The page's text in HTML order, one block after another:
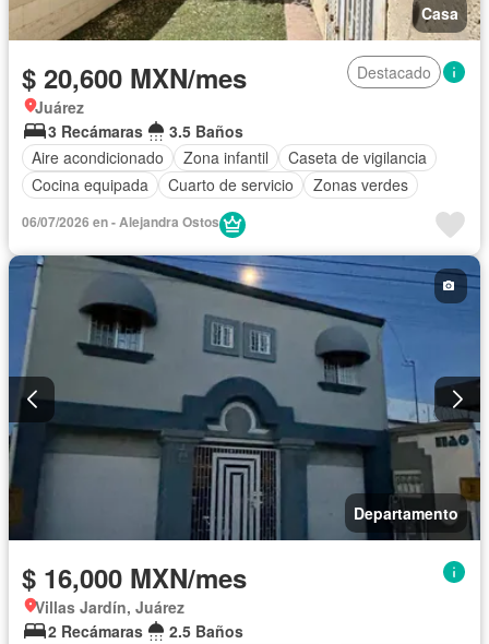
Casa
$ 20,600 MXN/mes
Destacado
Juárez
3 Recámaras
3.5 Baños
Aire acondicionado
Zona infantil
Caseta de vigilancia
Cocina equipada
Cuarto de servicio Zonas verdes
06/07/2026 en - Alejandra Ostos
Departamento
$ 16,000 MXN/mes
Villas Jardín, Juárez
2 Recámaras
2.5 Baños